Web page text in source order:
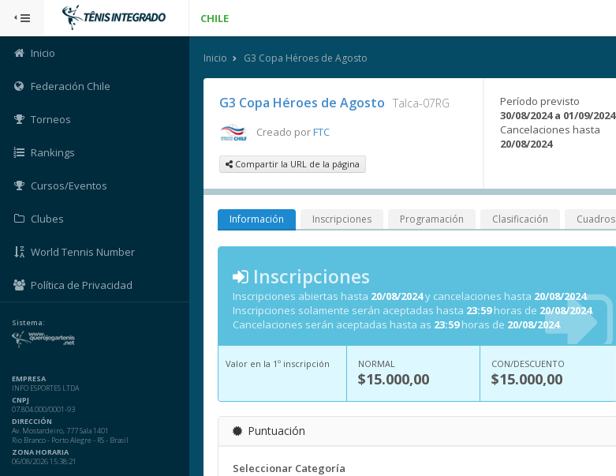
CHILE
Inicio
Federación Chile
Torneos
Rankings
Cursos/Eventos
Clubes
World Tennis Number
Política de Privacidad
Sistema:
EMPRESA
INFO ESPORTES LTDA
CNPJ
07.804.000/0001-93
DIRECCIÓN
Av. Mostardeiro, 777 Sala 1401
Rio Branco - Porto Alegre - RS - Brasil
ZONA HORARIA
06/08/2026 15:38:21
Inicio G3 Copa Héroes de Agosto
G3 Copa Héroes de Agosto Talca-07RG
Creado porFTC
Compartir la URL de la página
Período previsto
30/08/2024 a 01/09/2024
Cancelaciones hasta
20/08/2024
Información Inscripciones Programación Clasificación Cuadros
Inscripciones
Inscripciones abiertas hasta 20/08/2024y cancelaciones hasta 20/08/2024.
Inscripciones solamente serán aceptadas hasta 23:59horas de 20/08/2024.
Cancelaciones serán aceptadas hasta as 23:59horas de 20/08/2024.
Valor en la 1º inscripción NORMAL
$15.000,00
CON/DESCUENTO
$15.000,00
Puntuación
Seleccionar Categoría